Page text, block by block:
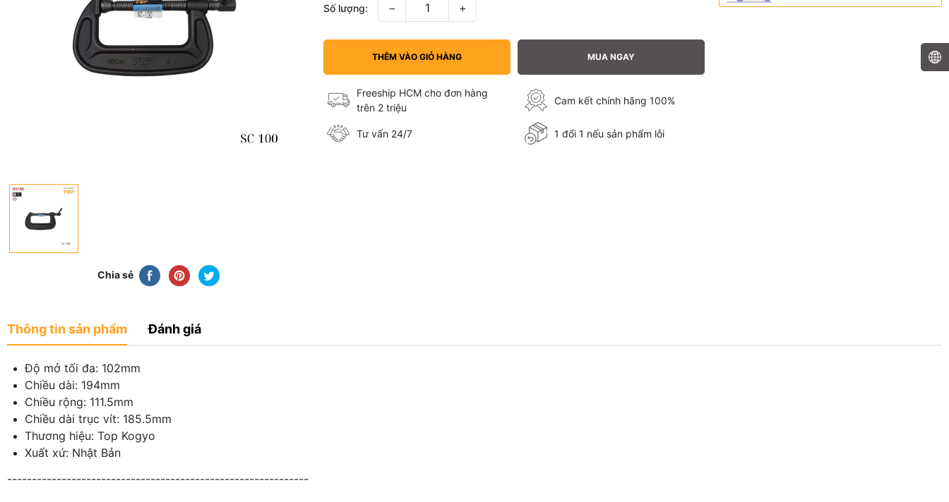
Chia sẻ
Số lượng: − +
THÊM VÀO GIỎ HÀNG MUA NGAY
Freeship HCM cho đơn hàng
trên 2 triệu
Cam kết chính hãng 100%
Tư vấn 24/7 1 đổi 1 nếu sản phẩm lỗi
Thông tin sản phẩm Đánh giá
Độ mở tối đa: 102mm
Chiều dài: 194mm
Chiều rộng: 111.5mm
Chiều dài trục vít: 185.5mm
Thương hiệu: Top Kogyo
Xuất xứ: Nhật Bản
-------------------------------------------------------------